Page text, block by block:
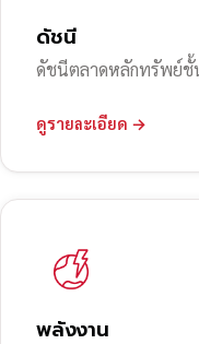
ดัชนี
ดัชนีตลาดหลักทรัพย์ชั้
ดูรายละเอียด →
พลังงาน